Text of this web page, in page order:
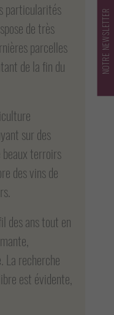
NOTRE NEWSLETTER
particularités
de très
parcelles
de la fin du
sur des
beaux terroirs
des vins de
des ans tout en
La recherche
est évidente,